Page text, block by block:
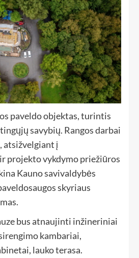
paveldo objektas, turintis
savybių. Rangos darbai
atsižvelgiant į
projekto vykdymo priežiūros
Kauno savivaldybės
skyriaus
bus atnaujinti inžineriniai
kambariai,
lauko terasa.